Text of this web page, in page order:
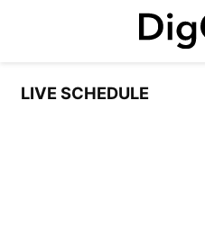
LIVE SCHEDULE